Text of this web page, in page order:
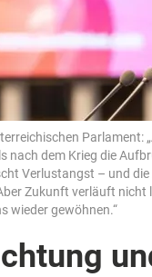
Parlament:
nach dem Krieg die
Verlustangst – und
Zukunft verläuft nicht
wieder gewöhnen.“